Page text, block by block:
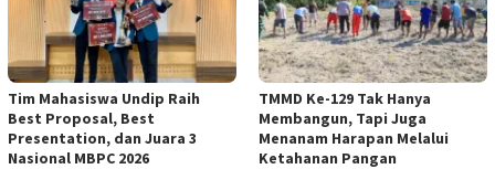
Tim Mahasiswa Undip Raih
Best Proposal, Best
Presentation, dan Juara 3
Nasional MBPC 2026
TMMD Ke-129 Tak Hanya
Membangun, Tapi Juga
Menanam Harapan Melalui
Ketahanan Pangan